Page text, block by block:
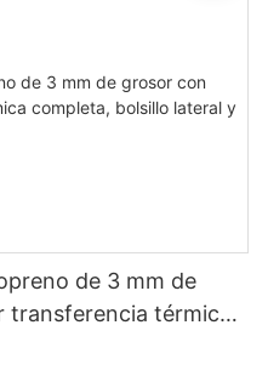
de 3 mm de
transferencia térmica